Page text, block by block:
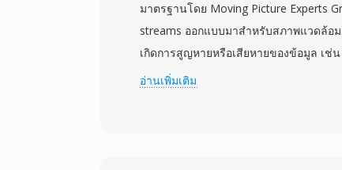
มาตรฐานโดย Moving Picture Experts
streams ออกแบบมาสำหรับสภาพแวดล้อ
เกิดการสูญหายหรือเสียหายของข้อมูล เช่
ผ่านดาวเทียม และการสตรีมผ่านเครือข่า
อ่านเพิ่มเติม